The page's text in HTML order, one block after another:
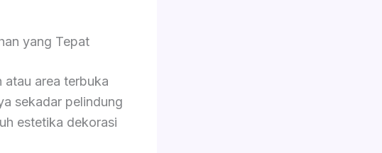
yang Tepat
atau area terbuka
sekadar pelindung
estetika dekorasi